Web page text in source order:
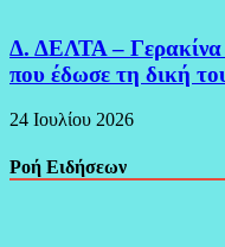
Δ. ΔΕΛΤΑ – Γερακίνα
που έδωσε τη δική
24 Ιουλίου 2026
Ροή Ειδήσεων